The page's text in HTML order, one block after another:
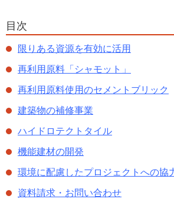
目次
限りある資源を有効に活用
再利用原料「シャモット」
再利用原料使用のセメントブリック
建築物の補修事業
ハイドロテクトタイル
機能建材の開発
環境に配慮したプロジェクトへの協
資料請求・お問い合わせ